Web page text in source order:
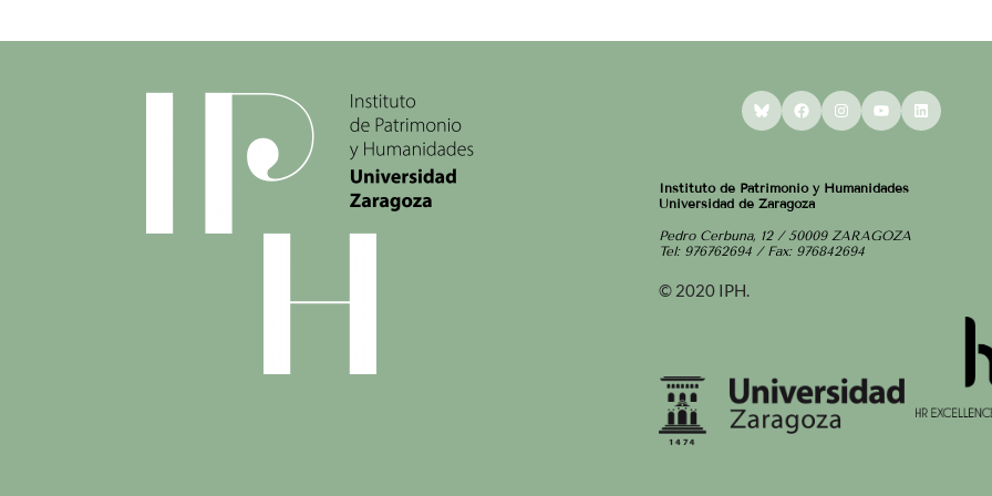
BlueskyFacebookInstagram
YouTube
Instituto de Patrimonio y Humanidades
Universidad de Zaragoza
Pedro Cerbuna, 12 / 50009 ZARAGOZA
Tel: 976762694 / Fax: 976842694
© 2020 IPH.